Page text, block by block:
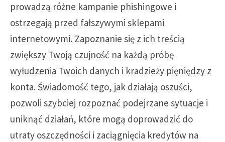
prowadzą różne kampanie phishingowe i
ostrzegają przed fałszywymi sklepami
internetowymi. Zapoznanie się z ich treścią
zwiększy Twoją czujność na każdą próbę
wyłudzenia Twoich danych i kradzieży pięniędzy z
konta. Świadomość tego, jak działają oszuści,
pozwoli szybciej rozpoznać podejrzane sytuacje i
uniknąć działań, które mogą doprowadzić do
utraty oszczędności i zaciągnięcia kredytów na